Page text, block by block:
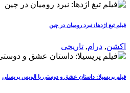
فیلم تیغ اژدها: نبرد رومیان در چین
اکشن, درام, تاریخی
فیلم پریسیلا: داستان عشق و دوستی با الویس پریسلی